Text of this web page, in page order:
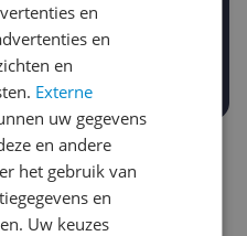
€
je graag je mening
en
en
en
Externe
uw gegevens
en andere
het gebruik van
en
Uw keuzes